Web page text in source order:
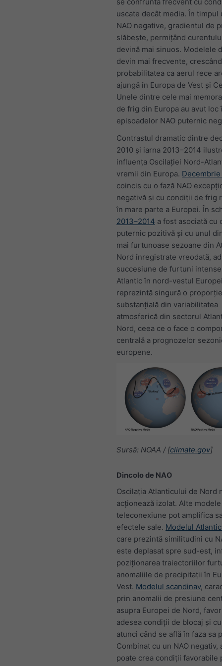
se confruntă frecvent cu
uscate decât media. În timpul
NAO negative, gradientul de
slăbește, permițând
devină mai sinuos. Modelele
devin mai frecvente, crescând
probabilitatea ca aerul rece
ajungă în Europa de Vest și
Unele dintre cele mai
de frig din Europa au avut loc
episoadelor NAO puternic
Contrastul dramatic dintre
2010 și iarna 2013–2014
influența Oscilației Nord-
vremii din Europa. Decembrie
coincis cu o fază NAO
negativă și cu condiții de frig
în mare parte a Europei. În
2013–2014 a fost asociată cu
puternic pozitivă și cu unul
mai furtunoase sezoane din
Nord înregistrate vreodată,
succesiune de furtuni
Atlantic în nord-vestul
reprezintă singură o proporție
substanțială din variabilitatea
atmosferică din sectorul
Nord, ceea ce o face o
centrală a prognozelor
europene.
Sursă: NOAA / [climate.gov]
Dincolo de NAO
Oscilația Atlanticului de Nord
acționează izolat. Alte
teleconexiune pot amplifica
efectele sale. Modelul
care prezintă similitudini cu
este deplasat spre sud-est,
poziționarea traiectoriilor
anomaliile de precipitații în
Vest. Modelul scandinav,
prin anomalii de presiune
asupra Europei de Nord,
adesea condiții de blocaj și
atunci când se află în faza sa
Combinat cu un NAO negativ,
poate crea condiții favorabile